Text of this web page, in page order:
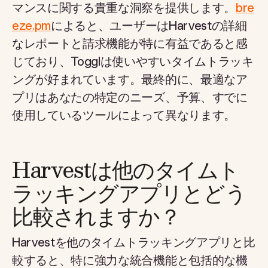
マンスに関する貴重な洞察を提供します。 bre
eze.pmによると、ユーザーはHarvestの詳細
なレポートと請求機能が特に有益であると感
じており、Togglは使いやすいタイムトラッキ
ングが好まれています。最終的に、最適なア
プリはあなたの特定のニーズ、予算、すでに
使用しているツールによって異なります。
Harvestは他のタイムト
ラッキングアプリとどう
比較されますか？
Harvestを他のタイムトラッキングアプリと比
較すると、特に強力な統合機能と包括的な機